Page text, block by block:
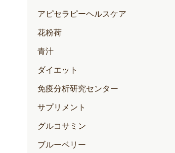
アピセラピーヘルスケア
花粉荷
青汁
ダイエット
免疫分析研究センター
サプリメント
グルコサミン
ブルーベリー